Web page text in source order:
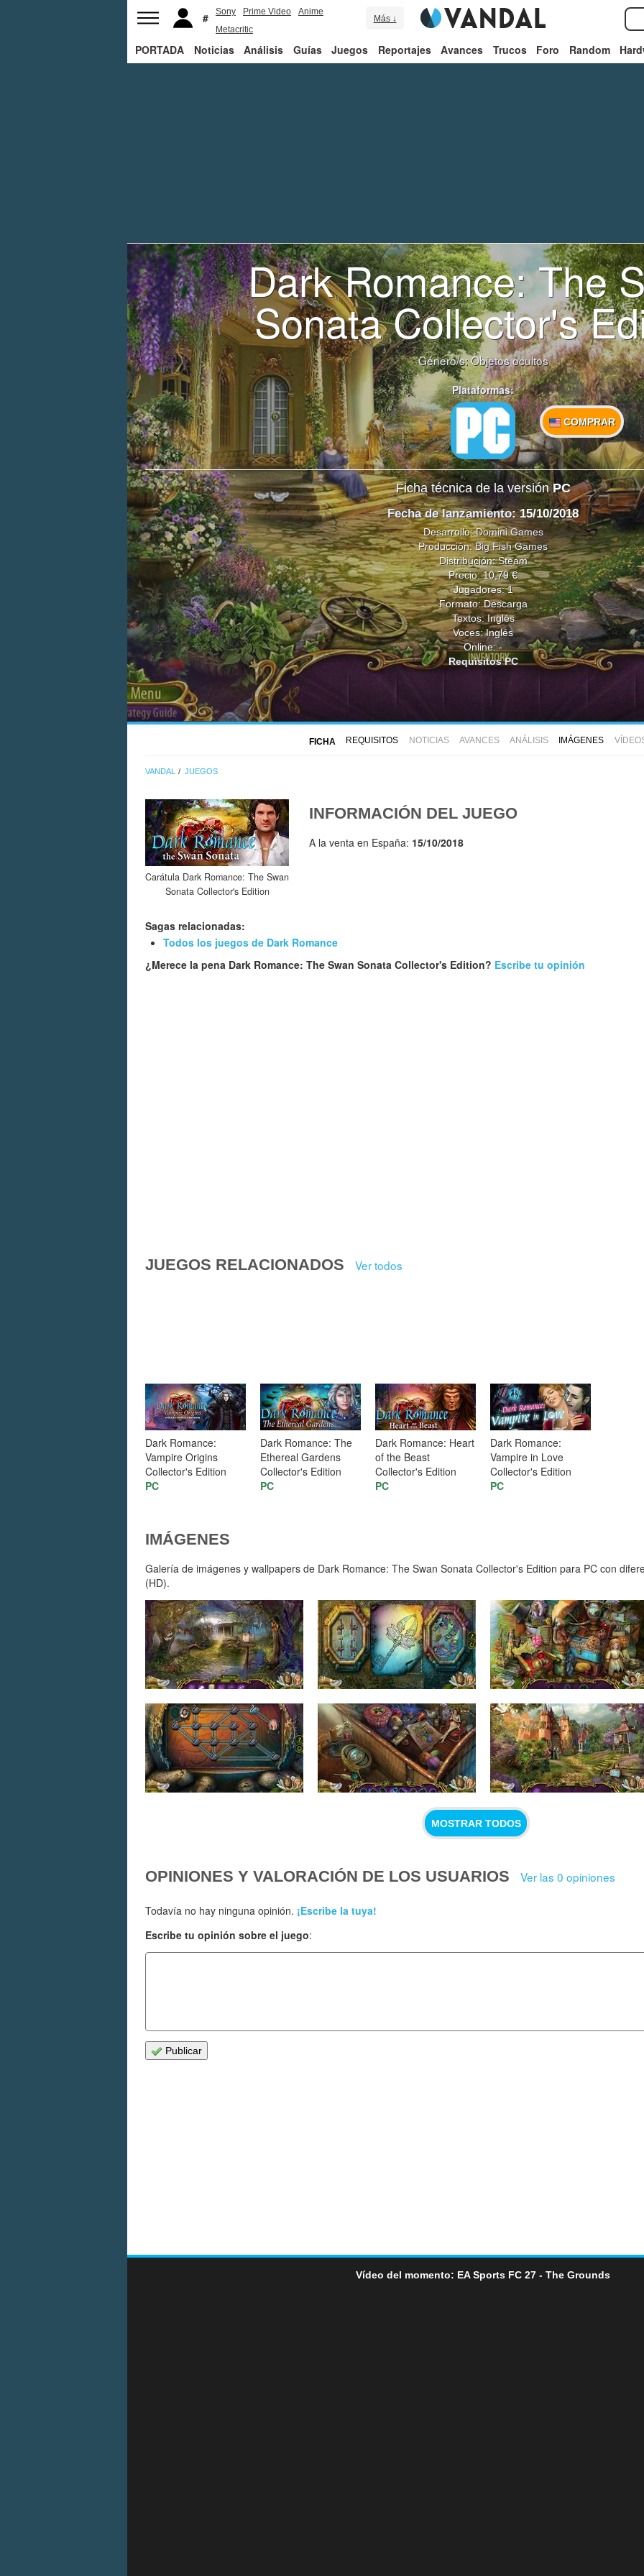
Sony Prime Video
Anime
Metacritic
Más ↓
PORTADA Noticias Análisis Guías Juegos Reportajes Avances Trucos Foro Random
Dark Romance: The
Sonata Collector's
Género/s:Objetos ocultos
Plataformas:
COMPRAR
Ficha técnica de la versiónPC
Fecha de lanzamiento: 15/10/2018
Desarrollo:Domini Games
Producción:Big Fish Games
Distribución: Steam
Precio: 10,79 €
Jugadores: 1
Formato: Descarga
Textos: Inglés
Voces: Inglés
Online: -
Requisitos PC
FICHA REQUISITOS NOTICIAS AVANCES ANÁLISIS IMÁGENES
VANDAL JUEGOS
Carátula Dark Romance: The Swan
Sonata Collector's Edition
INFORMACIÓN DEL JUEGO
A la venta en España: 15/10/2018
Sagas relacionadas:
Todos los juegos de Dark Romance
¿Merece la pena Dark Romance: The Swan Sonata Collector's Edition? Escribe tu opinión
JUEGOS RELACIONADOS Ver todos
Dark Romance:
Vampire Origins
Collector's Edition
PC
Dark Romance: The
Ethereal Gardens
Collector's Edition
PC
Dark Romance: Heart
of the Beast
Collector's Edition
PC
Dark Romance:
Vampire in Love
Collector's Edition
PC
IMÁGENES
Galería de imágenes y wallpapers de Dark Romance: The Swan Sonata Collector's Edition para PC con
(HD).
MOSTRAR TODOS
OPINIONES Y VALORACIÓN DE LOS USUARIOS Ver las 0 opiniones
Todavía no hay ninguna opinión. ¡Escribe la tuya!
Escribe tu opinión sobre el juego:
Publicar
Vídeo del momento: EA Sports FC 27 - The Grounds